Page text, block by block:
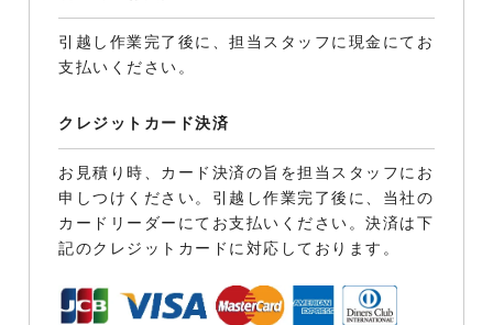
引越し作業完了後に、担当スタッフに現金にてお
支払いください。
クレジットカード決済
お見積り時、カード決済の旨を担当スタッフにお
申しつけください。引越し作業完了後に、当社の
カードリーダーにてお支払いください。決済は下
記のクレジットカードに対応しております。